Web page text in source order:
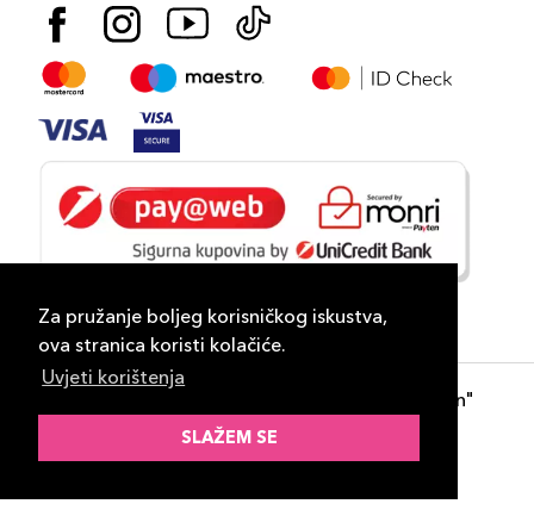
Za pružanje boljeg korisničkog iskustva,
ova stranica koristi kolačiće.
Uvjeti korištenja
SLAŽEM SE
- "DP Lux Distribution"
d.o.o. Banja Luka
ID-S Consulting d.o.o. Sarajevo